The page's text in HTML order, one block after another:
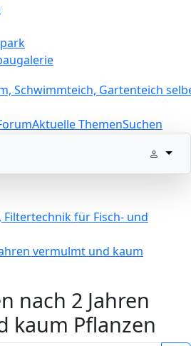
Aktuelle ThemenSuchen
für Fisch- und
vermulmt und kaum
nach 2 Jahren
kaum Pflanzen